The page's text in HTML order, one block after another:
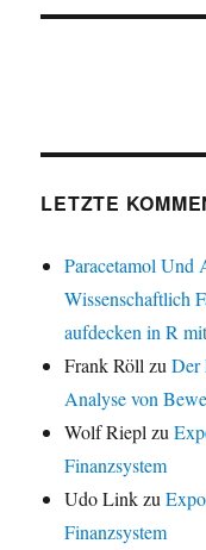
LETZTE
Paracetamol Und
Wissenschaftlich
aufdecken in R
Frank Röll zuDer
Analyse von
Wolf Riepl zu
Finanzsystem
Udo Linkzu
Finanzsystem